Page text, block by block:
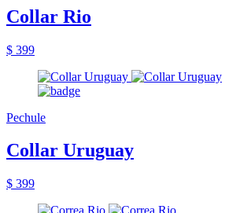
Collar Rio
$ 399
Pechule
Collar Uruguay
$ 399